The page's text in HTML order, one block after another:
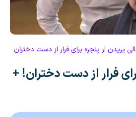
پریدن از پنجره برای فرار از دست دختران
فرار از دست دختران! +